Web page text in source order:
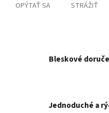
OPÝTAŤ SA STRÁŽIŤ
Bleskové
Jednoduché a